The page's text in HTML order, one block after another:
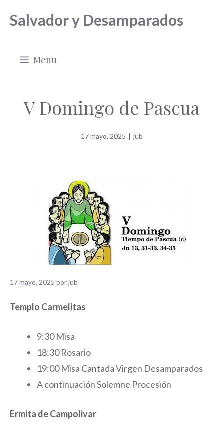
Salvador y Desamparados
Menu
V Domingo de Pascua
17 mayo, 2025 | jub
17 mayo, 2025 porjub
Templo Carmelitas
9:30 Misa
18:30 Rosario
19:00 Misa Cantada Virgen Desamparados
A continuación Solemne Procesión
Ermita de Campolivar